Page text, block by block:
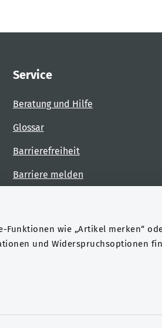
Funktionen wie „Artikel merken“
und Widerspruchsoptionen
Service
Beratung und Hilfe
Glossar
Barrierefreiheit
Barriere melden